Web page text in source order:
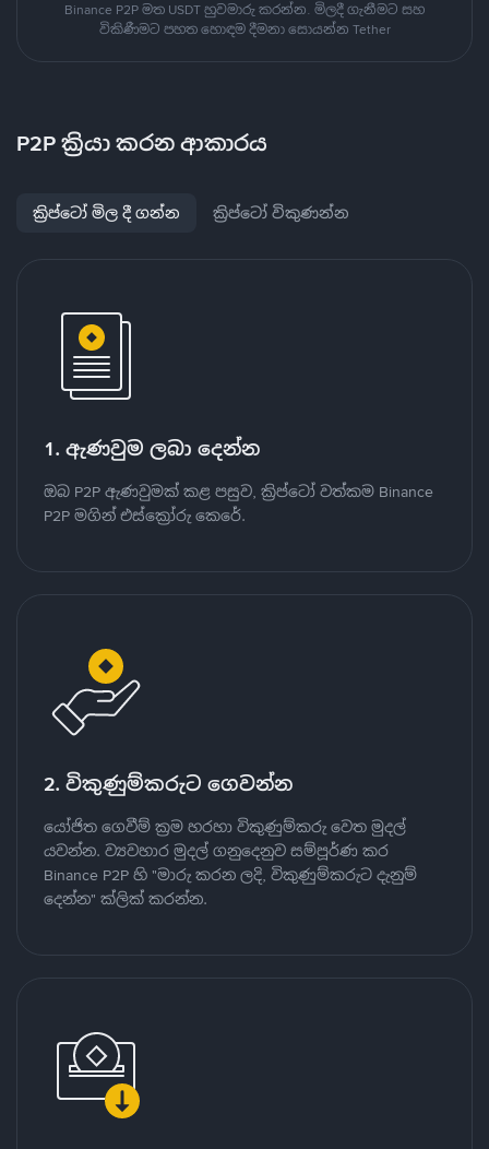
Binance P2P මත USDT හුවමාරු කරන්න. මිලදී ගැනීමට සහ
විකිණීමට පහත හොඳම දීමනා සොයන්න Tether
P2P ක්‍රියා කරන ආකාරය
ක්‍රිප්ටෝ මිල දී ගන්න ක්‍රිප්ටෝ විකුණන්න
1. ඇණවුම ලබා දෙන්න
ඔබ P2P ඇණවුමක් කළ පසුව, ක්‍රිප්ටෝ වත්කම Binance
P2P මගින් එස්ක්‍රෝරු කෙරේ.
2. විකුණුම්කරුට ගෙවන්න
යෝජිත ගෙවීම් ක්‍රම හරහා විකුණුම්කරු වෙත මුදල්
යවන්න. ව්‍යවහාර මුදල් ගනුදෙනුව සම්පූර්ණ කර
Binance P2P හි "මාරු කරන ලදි, විකුණුම්කරුට දැනුම්
දෙන්න" ක්ලික් කරන්න.